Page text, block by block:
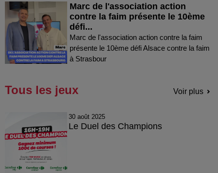
Marc de l'association action
contre la faim présente le 10ème
défi...
Marc de l'association action contre la faim
présente le 10ème défi Alsace contre la faim
à Strasbour
Tous les jeux Voir plus
30 août 2025
Le Duel des Champions